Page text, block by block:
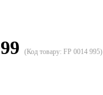
(Код товару: FP 0014 995)